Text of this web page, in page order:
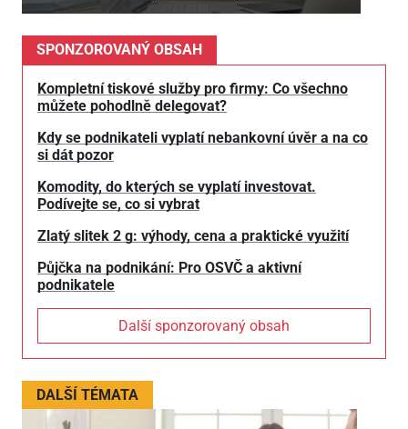
SPONZOROVANÝ OBSAH
Kompletní tiskové služby pro firmy: Co všechno
můžete pohodlně delegovat?
Kdy se podnikateli vyplatí nebankovní úvěr a na co
si dát pozor
Komodity, do kterých se vyplatí investovat.
Podívejte se, co si vybrat
Zlatý slitek 2 g: výhody, cena a praktické využití
Půjčka na podnikání: Pro OSVČ a aktivní
podnikatele
Další sponzorovaný obsah
DALŠÍ TÉMATA